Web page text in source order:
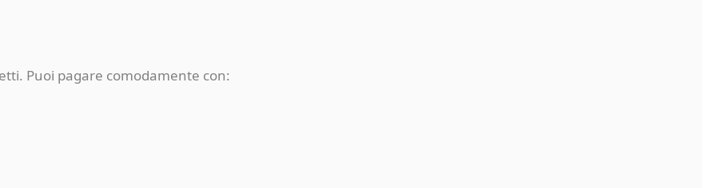
Puoi pagare comodamente con: